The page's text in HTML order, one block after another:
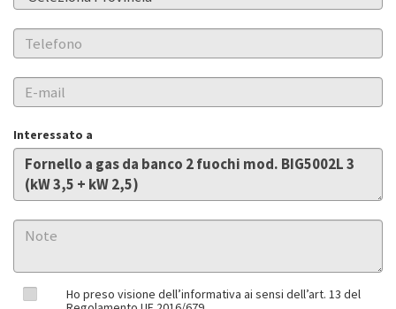
Interessato a
Ho preso visione dell’informativa ai sensi dell’art. 13 del